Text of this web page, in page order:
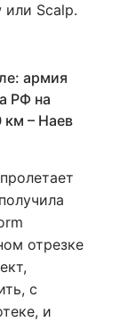
или Scalp.
армия
РФ на
км – Наев
отрезке
с
и